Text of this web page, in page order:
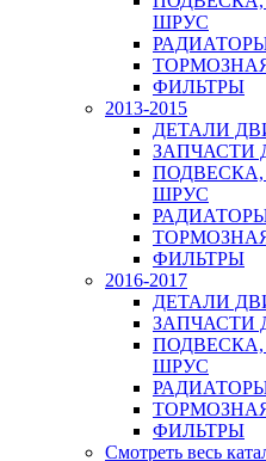
ШРУС
ФИЛЬТРЫ
2013-2015
ДЕТАЛИ
ЗАПЧАСТИ
ПОДВЕСКА,
ШРУС
ФИЛЬТРЫ
2016-2017
ДЕТАЛИ
ЗАПЧАСТИ
ПОДВЕСКА,
ШРУС
ФИЛЬТРЫ
Смотреть весь